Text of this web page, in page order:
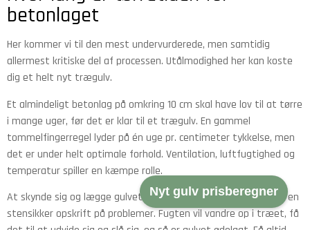
Nyt gulv prisberegner
betonlaget
Her kommer vi til den mest undervurderede, men samtidig
allermest kritiske del af processen. Utålmodighed her kan koste
dig et helt nyt trægulv.
Et almindeligt betonlag på omkring 10 cm skal have lov til at tørre
i mange uger, før det er klar til et trægulv. En gammel
tommelfingerregel lyder på én uge pr. centimeter tykkelse, men
det er under helt optimale forhold. Ventilation, luftfugtighed og
temperatur spiller en kæmpe rolle.
At skynde sig og lægge gulvet på et fugtigt betonunderlag er en
stensikker opskrift på problemer. Fugten vil vandre op i træet, få